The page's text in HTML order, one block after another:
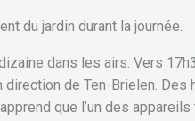
du jardin durant la journée.
dans les airs. Vers
de Ten-Brielen. Des
que l’un des